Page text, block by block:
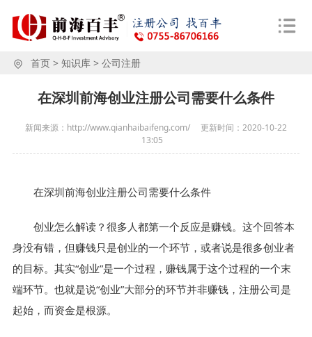
首页> 知识库> 公司注册
在深圳前海创业注册公司需要什么条件
新闻来源：http://www.qianhaibaifeng.com/ 更新时间： 2020-10-22
13:05
在深圳前海创业注册公司需要什么条件
创业怎么解读？很多人都第一个反应是赚钱。这个回答本
身没有错，但赚钱只是创业的一个环节，或者说是很多创业者
的目标。其实“创业”是一个过程，赚钱属于这个过程的一个末
端环节。也就是说“创业”大部分的环节并非赚钱，注册公司是
起始，而资金是根源。